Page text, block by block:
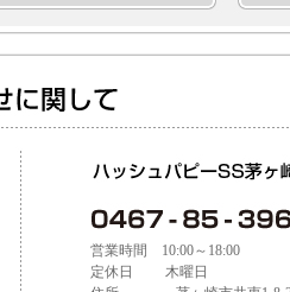
営業時間 10:00～18:00
定休日 木曜日